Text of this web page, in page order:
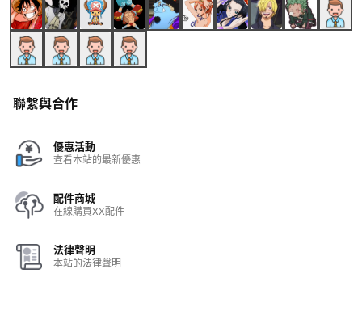
聯繫與合作
優惠活動
查看本站的最新優惠
配件商城
在線購買XX配件
法律聲明
本站的法律聲明